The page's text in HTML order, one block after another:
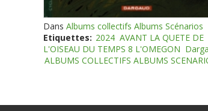
Dans Albums collectifs Albums Scénarios
Etiquettes: 2024 AVANT LA QUETE DE
L'OISEAU DU TEMPS 8 L'OMEGON
ALBUMS COLLECTIFS ALBUMS